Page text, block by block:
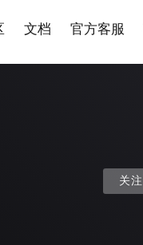
文档 官方客服
关注